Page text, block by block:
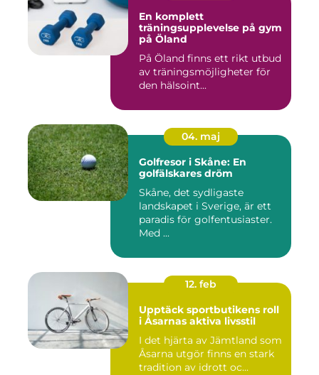
En komplett
träningsupplevelse på gym
på Öland
På Öland finns ett rikt utbud
av träningsmöjligheter för
den hälsoint...
04. maj
Golfresor i Skåne: En
golfälskares dröm
Skåne, det sydligaste
landskapet i Sverige, är ett
paradis för golfentusiaster.
Med ...
12. feb
Upptäck sportbutikens roll
i Åsarnas aktiva livsstil
I det hjärta av Jämtland som
Åsarna utgör finns en stark
tradition av idrott oc...